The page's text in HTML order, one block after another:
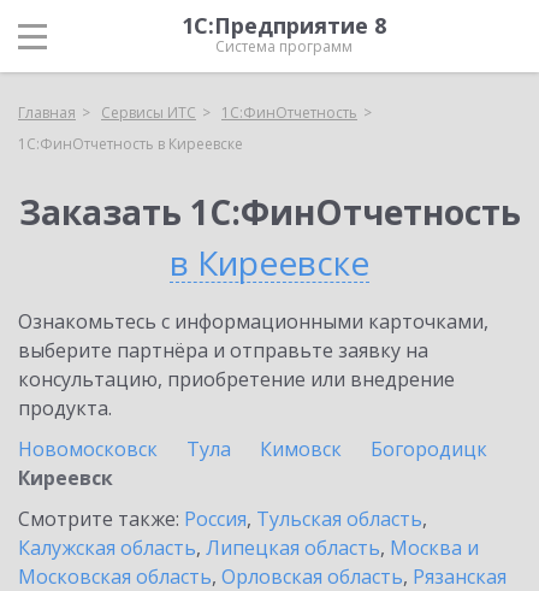
1С:Предприятие 8
Система программ
Главная Сервисы ИТС
1С:ФинОтчетность
1С:ФинОтчетность в Киреевске
Заказать 1С:ФинОтчетность
в Киреевске
Ознакомьтесь с информационными карточками,
выберите партнёра и отправьте заявку на
консультацию, приобретение или внедрение
продукта.
Новомосковск
Тула Кимовск
Богородицк
Киреевск
Смотрите также: Россия, Тульская область,
Калужская область, Липецкая область, Москва и
Московская область, Орловская область, Рязанская